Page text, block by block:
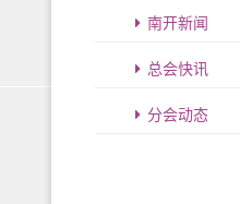
南开新闻
总会快讯
分会动态